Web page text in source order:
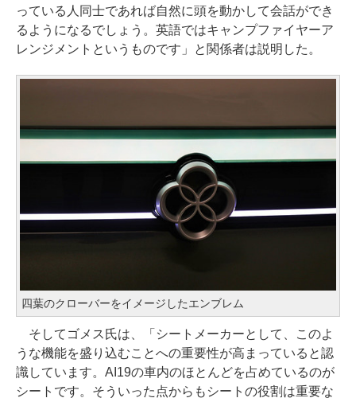
っている人同士であれば自然に頭を動かして会話ができ
るようになるでしょう。英語ではキャンプファイヤーア
レンジメントというものです」と関係者は説明した。
四葉のクローバーをイメージしたエンブレム
そしてゴメス氏は、「シートメーカーとして、このよ
うな機能を盛り込むことへの重要性が高まっていると認
識しています。AI19の車内のほとんどを占めているのが
シートです。そういった点からもシートの役割は重要な